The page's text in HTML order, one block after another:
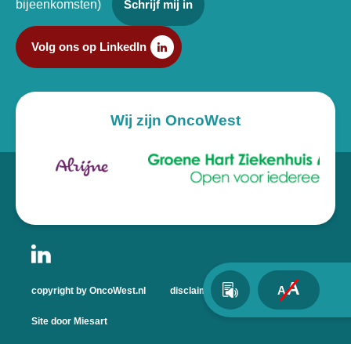
bijeenkomsten) Schrijf mij in
Volg ons op LinkedIn
Wij zijn OncoWest
copyright by OncoWest.nl disclaimer privacyverklaring
Site door Miesart
AA